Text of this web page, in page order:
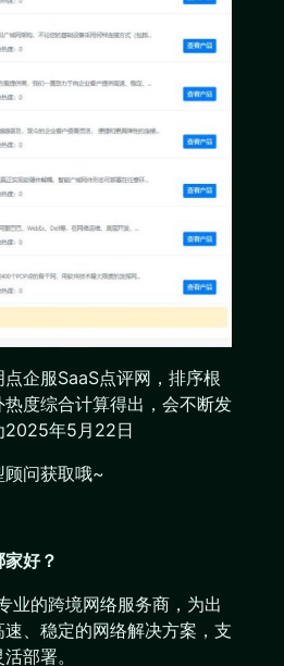
企服SaaS点评网，排序根
度综合计算得出，会不断发
2025年5月22日
顾问获取哦~
好？
业的跨境网络服务商，为出
、稳定的网络解决方案，支
部署。